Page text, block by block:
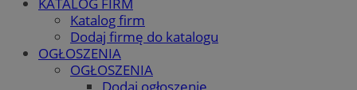
Katalog firm
Dodaj firmę do katalogu
OGŁOSZENIA
OGŁOSZENIA